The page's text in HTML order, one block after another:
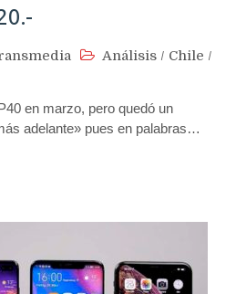
Análisis / Chile /
en marzo, pero quedó un
adelante» pues en palabras…